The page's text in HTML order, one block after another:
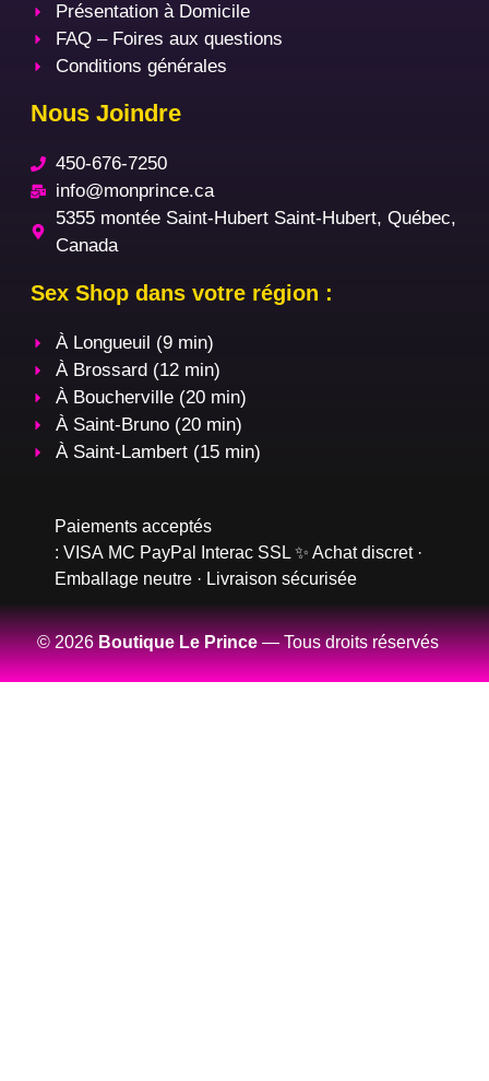
Présentation à Domicile
FAQ – Foires aux questions
Conditions générales
Nous Joindre
450-676-7250
info@monprince.ca
5355 montée Saint-Hubert Saint-Hubert, Québec,
Canada
Sex Shop dans votre région :
À Longueuil (9 min)
À Brossard (12 min)
À Boucherville (20 min)
À Saint-Bruno (20 min)
À Saint-Lambert (15 min)
Paiements acceptés
: VISA MC PayPal Interac SSL ✨ Achat discret ·
Emballage neutre · Livraison sécurisée
© 2026Boutique Le Prince— Tous droits réservés